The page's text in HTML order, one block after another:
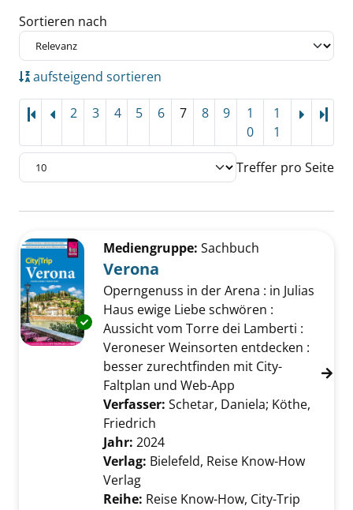
Sortieren nach
aufsteigend sortieren
2 3 4 5 6 7 8 9
1
0
1
1
Treffer pro Seite
Zu den Suchfiltern springen
Exemplar-Details von Verona anzeigen
Mediengruppe: Sachbuch
Verona
Operngenuss in der Arena : in Julias
Haus ewige Liebe schwören :
Aussicht vom Torre dei Lamberti :
Veroneser Weinsorten entdecken :
besser zurechtfinden mit City-
Faltplan und Web-App
Verfasser: Schetar, Daniela; Köthe,
Friedrich
Jahr: 2024
Verlag: Bielefeld, Reise Know-How
Verlag
Reihe: Reise Know-How, City-Trip